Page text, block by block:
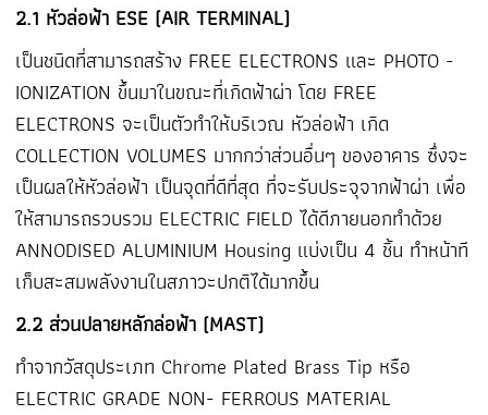
2.1 หัวล่อฟ้า ESE (AIR TERMINAL)
เป็นชนิดที่สามารถสร้าง FREE ELECTRONS และ PHOTO -
IONIZATION ขึ้นมาในขณะที่เกิดฟ้าผ่า โดย FREE
ELECTRONS จะเป็นตัวทำให้บริเวณ หัวล่อฟ้า เกิด
COLLECTION VOLUMES มากกว่าส่วนอื่นๆ ของอาคาร ซึ่งจะ
เป็นผลให้หัวล่อฟ้า เป็นจุดที่ดีที่สุด ที่จะรับประจุจากฟ้าผ่า เพื่อ
ให้สามารถรวบรวม ELECTRIC FIELD ได้ดีภายนอกทำด้วย
ANNODISED ALUMINIUM Housing แบ่งเป็น 4 ชิ้น ทำหน้าที
เก็บสะสมพลังงานในสภาวะปกติได้มากขึ้น
2.2 ส่วนปลายหลักล่อฟ้า (MAST)
ทำจากวัสดุประเภท Chrome Plated Brass Tip หรือ
ELECTRIC GRADE NON- FERROUS MATERIAL